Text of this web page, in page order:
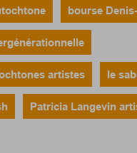
bourse
artistes le
Patricia Langevin